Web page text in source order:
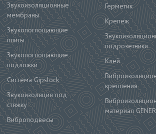
Звукоизоляционные
мембраны
Звукопоглощающие
плиты
Звукопоглощающие
подложки
Система Gipslock
Звукоизоляция под
стяжку
Виброподвесы
Герметик
Крепеж
подрозетники
Клей
крепления
материал